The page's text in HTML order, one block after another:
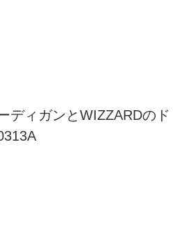
ディガンとWIZZARDのド